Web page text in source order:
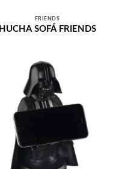
FRIENDS
HUCHA SOFÁ FRIENDS